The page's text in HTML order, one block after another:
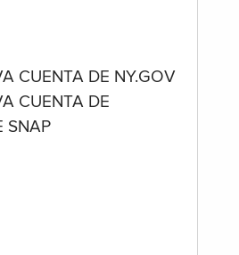
CUENTA DE NY.GOV
CUENTA DE
SNAP